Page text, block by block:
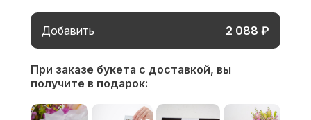
Добавить 2 088 ₽
При заказе букета с доставкой, вы
получите в подарок: